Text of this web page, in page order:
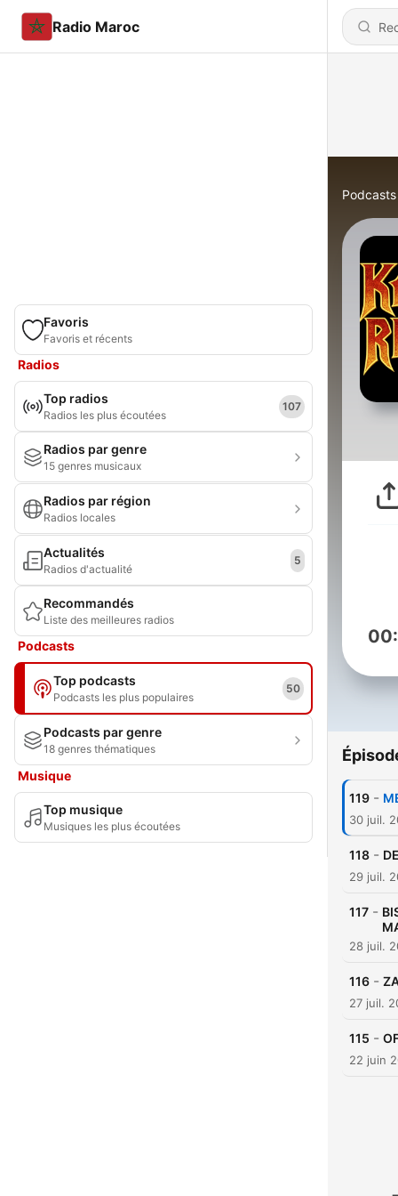
Radio Maroc
Favoris
Favoris et récents
Radios
Top radios
Radios les plus écoutées
107
Radios par genre
15 genres musicaux
Radios par région
Radios locales
Actualités
Radios d'actualité
5
Recommandés
Liste des meilleures radios
Podcasts
Top podcasts
Podcasts les plus populaires
50
Podcasts par genre
18 genres thématiques
Musique
Top musique
Musiques les plus écoutées
Podcasts
119 -
30 juil.
118 -
29 juil.
117 -
28 juil.
116 -
27 juil.
115 -
22 juin